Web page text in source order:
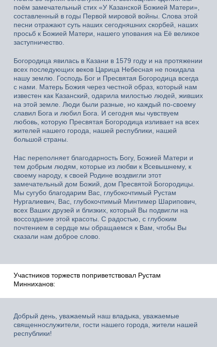
поём замечательный стих «У Казанской Божией Матери»,
составленный в годы Первой мировой войны. Слова этой
песни отражают суть наших сегодняшних скорбей, наших
просьб к Божией Матери, нашего упования на Её великое
заступничество.
Богородица явилась в Казани в 1579 году и на протяжении
всех последующих веков Царица Небесная не покидала
нашу землю. Господь Бог и Пресвятая Богородица всегда
с нами. Матерь Божия через честной образ, который нам
известен как Казанский, одарила милостью людей, живших
на этой земле. Люди были разные, но каждый по-своему
славил Бога и любил Бога. И сегодня мы чувствуем
любовь, которую Пресвятая Богородица изливает на всех
жителей нашего города, нашей республики, нашей
большой страны.
Нас переполняет благодарность Богу, Божией Матери и
тем добрым людям, которые из любви к Всевышнему, к
своему народу, к своей Родине воздвигли этот
замечательный дом Божий, дом Пресвятой Богородицы.
Мы сугубо благодарим Вас, глубокочтимый Рустам
Нургалиевич, Вас, глубокочтимый Минтимер Шарипович,
всех Ваших друзей и близких, который Вы подвигли на
воссоздание этой красоты. С радостью, с глубоким
почтением в сердце мы обращаемся к Вам, чтобы Вы
сказали нам доброе слово.
Участников торжеств поприветствовал Рустам
Минниханов:
Добрый день, уважаемый наш владыка, уважаемые
священнослужители, гости нашего города, жители нашей
республики!